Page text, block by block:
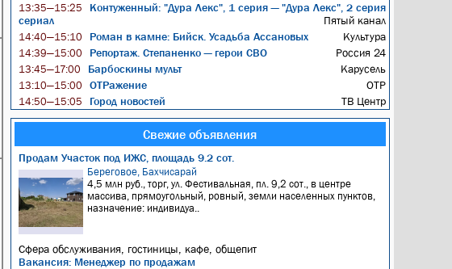
13:35—15:25
Контуженный: "Дура Лекс", 1 серия — "Дура Лекс", 2 серия
сериал
Пятый канал
14:40—15:10 Роман в камне: Бийск. Усадьба Ассановых Культура
14:39—15:00 Репортаж. Степаненко — герои СВО Россия 24
13:45—17:00 Барбоскины мульт Карусель
13:10—15:00 ОТРажение ОТР
14:50—15:05 Город новостей ТВ Центр
Свежие объявления
Продам Участок под ИЖС, площадь 9.2 сот.
Береговое, Бахчисарай
4,5 млн руб., торг, ул. Фестивальная, пл. 9,2 сот., в центре
массива, прямоугольный, ровный, земли населенных пунктов,
назначение: индивидуа..
Сфера обслуживания, гостиницы, кафе, общепит
Вакансия: Менеджер по продажам